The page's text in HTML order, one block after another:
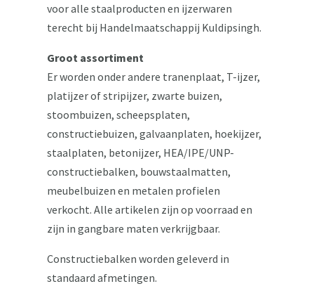
voor alle staalproducten en ijzerwaren
terecht bij Handelmaatschappij Kuldipsingh.
Groot assortiment
Er worden onder andere tranenplaat, T-ijzer,
platijzer of stripijzer, zwarte buizen,
stoombuizen, scheepsplaten,
constructiebuizen, galvaanplaten, hoekijzer,
staalplaten, betonijzer, HEA/IPE/UNP-
constructiebalken, bouwstaalmatten,
meubelbuizen en metalen profielen
verkocht. Alle artikelen zijn op voorraad en
zijn in gangbare maten verkrijgbaar.
Constructiebalken worden geleverd in
standaard afmetingen.